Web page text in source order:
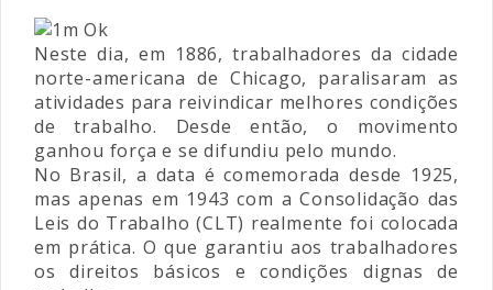
Neste dia, em 1886, trabalhadores da cidade
norte-americana de Chicago, paralisaram as
atividades para reivindicar melhores condições
de trabalho. Desde então, o movimento
ganhou força e se difundiu pelo mundo.
No Brasil, a data é comemorada desde 1925,
mas apenas em 1943 com a Consolidação das
Leis do Trabalho (CLT) realmente foi colocada
em prática. O que garantiu aos trabalhadores
os direitos básicos e condições dignas de